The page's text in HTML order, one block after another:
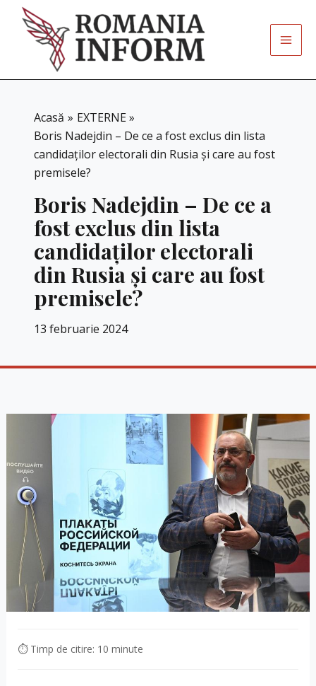
content
Acasă
EXTERNE
Boris Nadejdin – De ce a fost exclus din lista
candidaților electorali din Rusia și care au fost
premisele?
Boris Nadejdin – De ce a
fost exclus din lista
candidaților electorali
din Rusia și care au fost
premisele?
13 februarie 2024
⏱ Timp de citire: 10 minute